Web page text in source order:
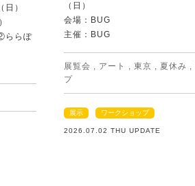
日）
ららぽ
（日）
会場：BUG
主催：BUG
展覧会 , アート , 東京 , 夏休み ,
プ
展示 ワークショップ
2026.07.02 THU UPDATE